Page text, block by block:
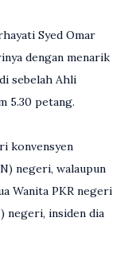
Syed Omar
dengan menarik
sebelah Ahli
5.30 petang.
konvensyen
negeri, walaupun
Wanita PKR negeri
negeri, insiden dia